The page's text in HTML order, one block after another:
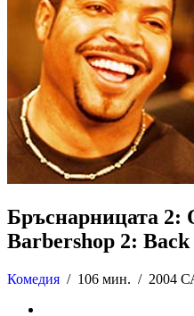
Бръснарницата 2:
Barbershop 2: Back
Комедия / 106 мин. / 2004